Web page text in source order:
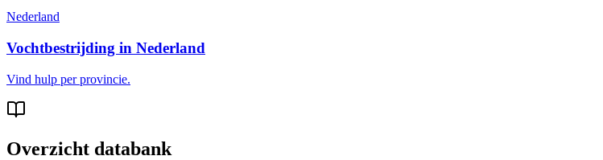
Nederland
Vochtbestrijding in Nederland
Vind hulp per provincie.
Overzicht databank